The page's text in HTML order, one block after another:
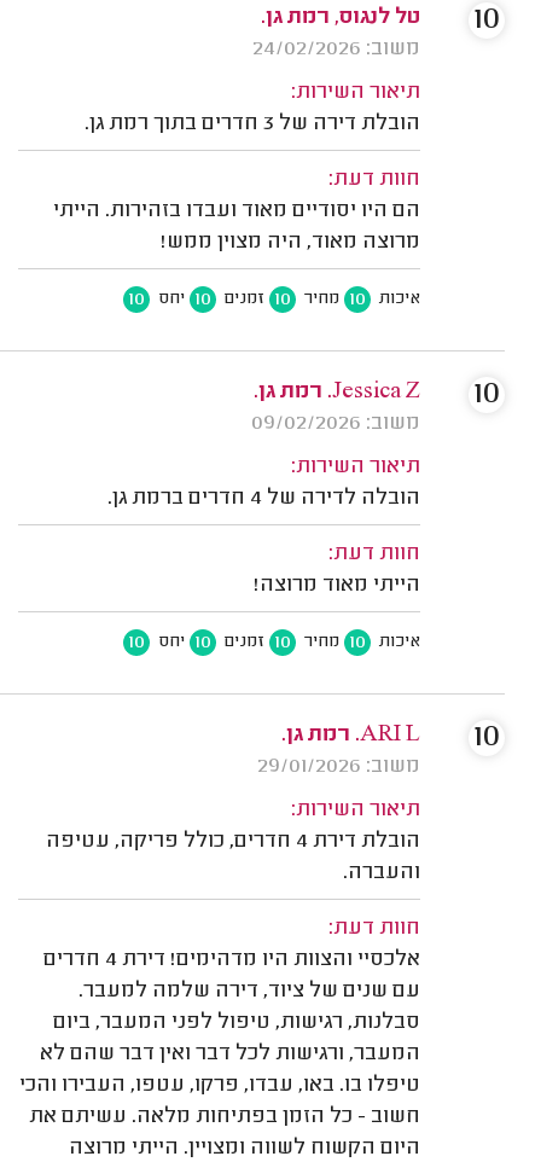
טל לנגוס, רמת גן.
משוב: 24/02/2026
תיאור השירות:
הובלת דירה של 3 חדרים בתוך רמת גן.
חוות דעת:
הם היו יסודיים מאוד ועבדו בזהירות. הייתי
מרוצה מאוד, היה מצוין ממש!
איכות 10 מחיר 10 זמנים 10 יחס 10
10
Jessica Z. רמת גן.
משוב: 09/02/2026
תיאור השירות:
הובלה לדירה של 4 חדרים ברמת גן.
חוות דעת:
הייתי מאוד מרוצה!
איכות 10 מחיר 10 זמנים 10 יחס 10
10
ARI L. רמת גן.
משוב: 29/01/2026
תיאור השירות:
הובלת דירת 4 חדרים, כולל פריקה, עטיפה
והעברה.
חוות דעת:
אלכסיי והצוות היו מדהימים! דירת 4 חדרים
עם שנים של ציוד, דירה שלמה למעבר.
סבלנות, רגישות, טיפול לפני המעבר, ביום
המעבר, ורגישות לכל דבר ואין דבר שהם לא
טיפלו בו. באו, עבדו, פרקו, עטפו, העבירו והכי
חשוב - כל הזמן בפתיחות מלאה. עשיתם את
היום הקשוח לשווה ומצויין. הייתי מרוצה
10